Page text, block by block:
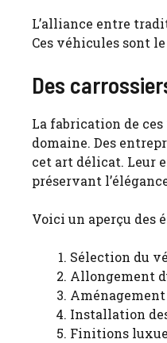
L’alliance entre
Ces véhicules sont
Des
La fabrication de
domaine. Des
cet art délicat. Leur
préservant
Voici un aperçu des
Sélection du
Allongement
Installation
Finitions